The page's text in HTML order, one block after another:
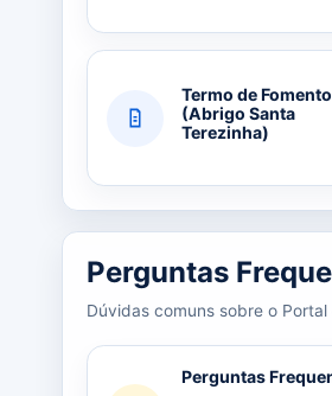
Termo de Fomento
(Abrigo Santa
Terezinha)
Perguntas
Dúvidas comuns sobre o
Perguntas